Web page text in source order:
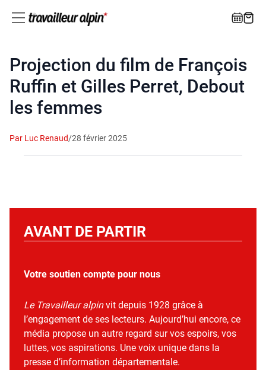
Projection du film de François
Ruffin et Gilles Perret, Debout
les femmes
Par Luc Renaud/28 février 2025
AVANT DE PARTIR
Votre soutien compte pour nous
Le Travailleur alpinvit depuis 1928 grâce à
l’engagement de ses lecteurs. Aujourd’hui encore, ce
média propose un autre regard sur vos espoirs, vos
luttes, vos aspirations. Une voix unique dans la
presse d’information départementale.